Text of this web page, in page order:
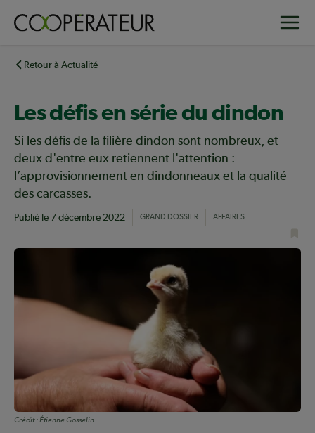
principalRetour à Actualité
Les défis en série du dindon
Si les défis de la filière dindon sont nombreux, et
deux d'entre eux retiennent l'attention :
l’approvisionnement en dindonneaux et la qualité
des carcasses.
Publié le 7 décembre 2022 GRAND DOSSIER AFFAIRES
Crédit :Étienne Gosselin